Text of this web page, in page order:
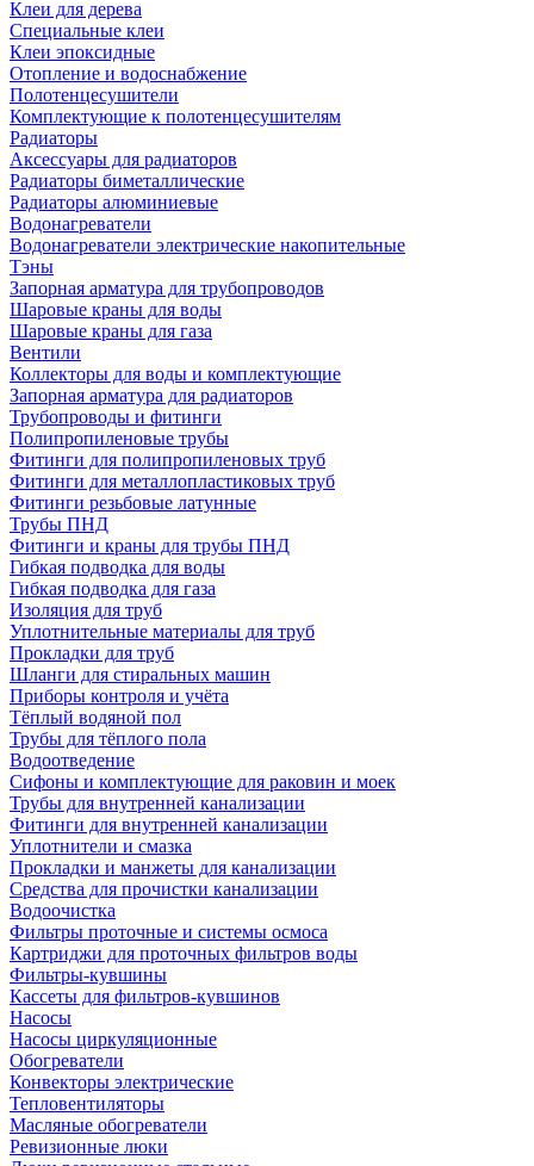
Клеи для дерева
Специальные клеи
Клеи эпоксидные
Отопление и водоснабжение
Полотенцесушители
Комплектующие к полотенцесушителям
Радиаторы
Аксессуары для радиаторов
Радиаторы биметаллические
Радиаторы алюминиевые
Водонагреватели
Водонагреватели электрические накопительные
Тэны
Запорная арматура для трубопроводов
Шаровые краны для воды
Шаровые краны для газа
Вентили
Коллекторы для воды и комплектующие
Запорная арматура для радиаторов
Трубопроводы и фитинги
Полипропиленовые трубы
Фитинги для полипропиленовых труб
Фитинги для металлопластиковых труб
Фитинги резьбовые латунные
Трубы ПНД
Фитинги и краны для трубы ПНД
Гибкая подводка для воды
Гибкая подводка для газа
Изоляция для труб
Уплотнительные материалы для труб
Прокладки для труб
Шланги для стиральных машин
Приборы контроля и учёта
Тёплый водяной пол
Трубы для тёплого пола
Водоотведение
Сифоны и комплектующие для раковин и моек
Трубы для внутренней канализации
Фитинги для внутренней канализации
Уплотнители и смазка
Прокладки и манжеты для канализации
Средства для прочистки канализации
Водоочистка
Фильтры проточные и системы осмоса
Картриджи для проточных фильтров воды
Фильтры-кувшины
Кассеты для фильтров-кувшинов
Насосы
Насосы циркуляционные
Обогреватели
Конвекторы электрические
Тепловентиляторы
Масляные обогреватели
Ревизионные люки